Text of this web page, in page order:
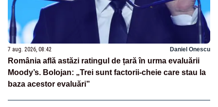
7 aug. 2026, 08:42 Daniel Onescu
România află astăzi ratingul de țară în urma evaluării
Moody’s. Bolojan: „Trei sunt factorii-cheie care stau la
baza acestor evaluări”